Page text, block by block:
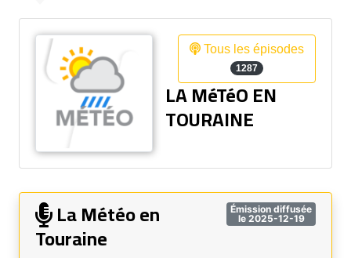
Tous les épisodes
1287
LA MéTéO EN
TOURAINE
Émission diffusée
le 2025-12-19
La Météo en
Touraine